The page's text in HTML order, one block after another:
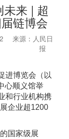
未来 | 超
链博会
来源：人民日
报
博览会（以
心顺义馆举
和行业机构携
企业超1200
国家级展